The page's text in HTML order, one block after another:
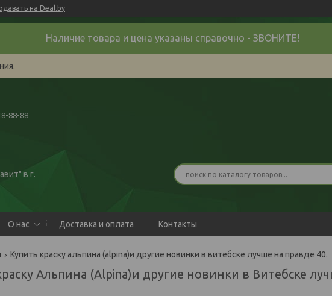
на Deal.by
Наличие товара и цена указаны справочно - ЗВОНИТЕ!
88-88
в г.
О нас Доставка и оплата Контакты
Купить краску альпина (alpina)и другие новинки в витебске лучше на правде 40.
Альпина (Alpina)и другие новинки в Витебске